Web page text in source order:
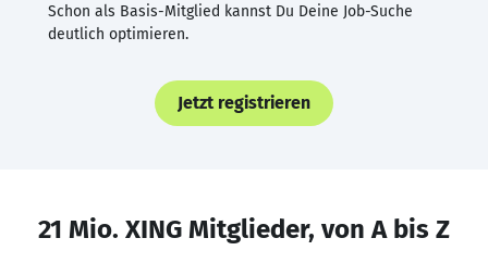
Schon als Basis-Mitglied kannst Du Deine Job-Suche
deutlich optimieren.
Jetzt registrieren
21 Mio. XING Mitglieder, von A bis Z